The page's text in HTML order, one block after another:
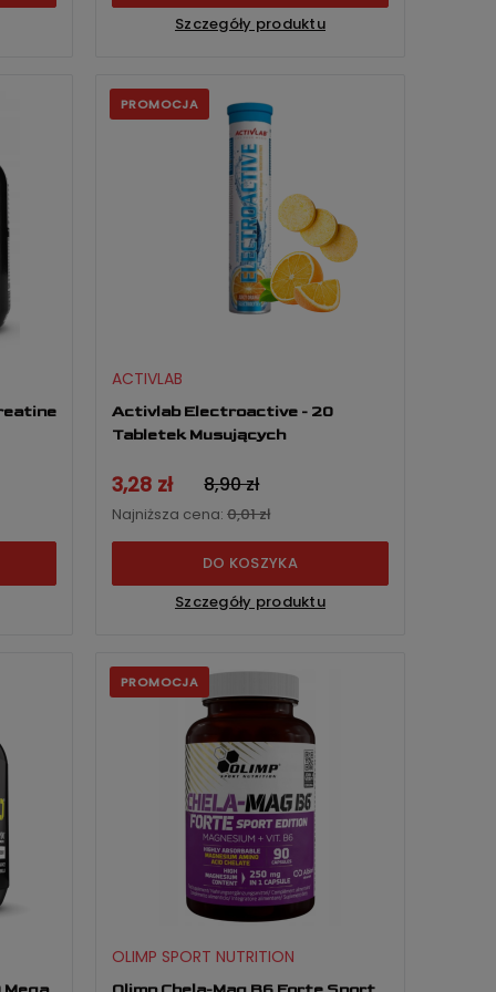
Szczegóły produktu
Activlab Electroactive - 20
Tabletek Musujących
ACTIVLAB
3,28 zł 8,90 zł
Najniższa cena: 0,01 zł
DO KOSZYKA
Szczegóły produktu
PROMOCJA
OLIMP SPORT NUTRITION
PROMOCJA